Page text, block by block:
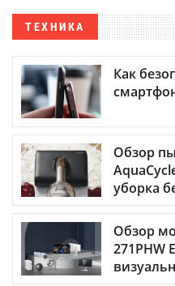
ТЕХНИКА
Как
Обзор
уборка
Обзор
271PHW